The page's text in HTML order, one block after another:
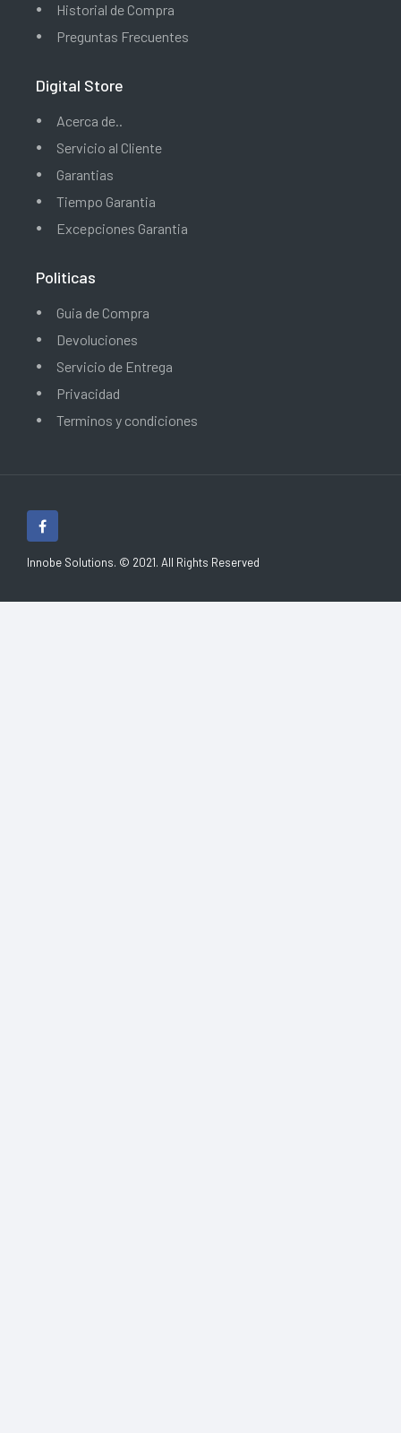
Historial de Compra
Preguntas Frecuentes
Digital Store
Acerca de..
Servicio al Cliente
Garantias
Tiempo Garantia
Excepciones Garantia
Politicas
Guia de Compra
Devoluciones
Servicio de Entrega
Privacidad
Terminos y condiciones
Innobe Solutions. © 2021. All Rights Reserved